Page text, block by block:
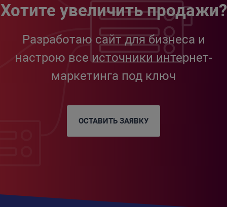
Хотите увеличить продажи?
Разработаю сайт для бизнеса и
настрою все источники интернет-
маркетинга под ключ
ОСТАВИТЬ ЗАЯВКУ